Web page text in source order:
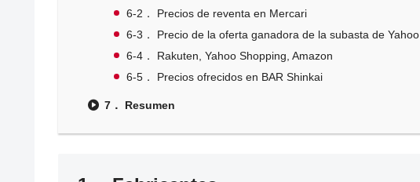
6-2． Precios de reventa en Mercari
6-3． Precio de la oferta ganadora de la subasta de Yahoo
6-4． Rakuten, Yahoo Shopping, Amazon
6-5． Precios ofrecidos en BAR Shinkai
7． Resumen